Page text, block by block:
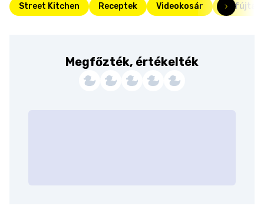
Street Kitchen Receptek Videokosár Felfújtak
Megfőzték, értékelték